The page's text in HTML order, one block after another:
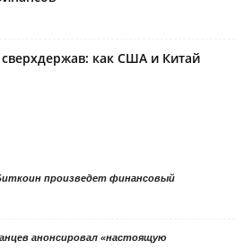
как США и Китай
произведет финансовый
анонсировал «настоящую